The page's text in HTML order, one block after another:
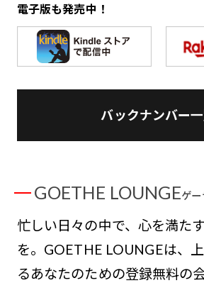
電子版も発売中！
バックナンバー
GOETHE LOUNGEゲ
忙しい日々の中で、心を満た
を。GOETHE LOUNGEは、
るあなたのための登録無料の